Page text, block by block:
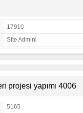
17910
Site Admini
projesi yapımı 4006
5165